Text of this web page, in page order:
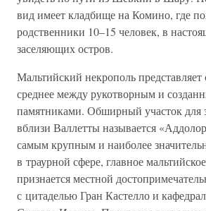
вид имеет кладбище на Комино, где
родственники 10–15 человек, в
заселяющих остров.
Мальтийский некрополь представляет
среднее между рукотворным и
памятниками. Обширный участок для
вблизи Валлетты называется
самым крупным и наиболее
в траурной сфере, главное
признается местной
с цитаделью Гран Кастелло и